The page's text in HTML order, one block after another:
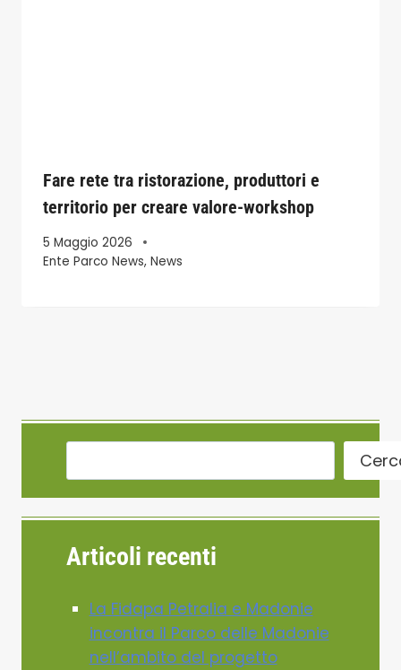
Fare rete tra ristorazione, produttori e
territorio per creare valore-workshop
5 Maggio 2026
Ente Parco News, News
Articoli recenti
La Fidapa Petralia e Madonie
incontra il Parco delle Madonie
nell’ambito del progetto